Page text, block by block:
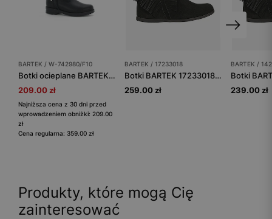
BARTEK / W-742980/F10
Botki ocieplane BARTEK W-742980/F10, dla dziewcząt, czarny
209.00 zł
Najniższa cena z 30 dni przed
wprowadzeniem obniżki: 209.00
zł
Cena regularna: 359.00 zł
BARTEK / 17233018
Botki BARTEK 17233018, dla dziewcząt, czarny
259.00 zł
BARTEK /
239.00 zł
Produkty, które mogą Cię
zainteresować